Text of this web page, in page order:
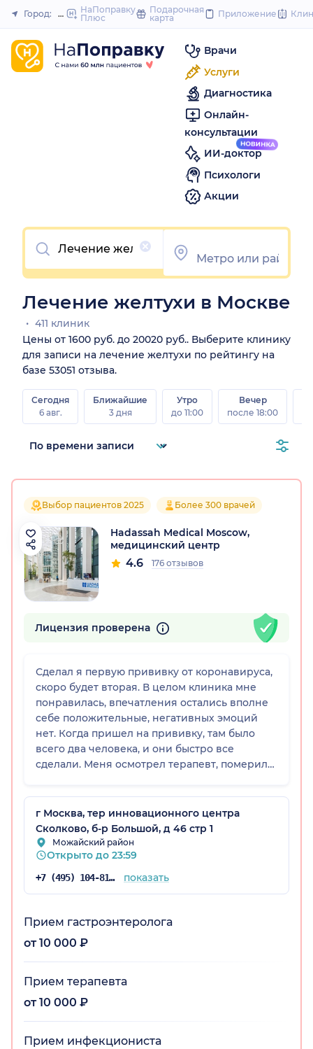
to
Закрыть
Город: МоскваНаПоправку
Плюс
Подарочная
карта
Приложение
Врачи
Услуги
Диагностика
Онлайн-
консультации
ИИ-доктор
Психологи
Акции
Очистить
Лечение желтухи в Москве
411 клиник
Цены от 1600 руб. до 20020 руб.. Выберите клинику
для записи на лечение желтухи по рейтингу на
базе 53051 отзыва.
Сегодня
6 авг.
Ближайшие
3 дня
Утро
до 11:00
Вечер
после 18:00
Выбор пациентов 2025 Более 300 врачей
Hadassah Medical Moscow,
медицинский центр
4.6 176 отзывов
Лицензия проверена
Сделал я первую прививку от коронавируса,
скоро будет вторая. В целом клиника мне
понравилась, впечатления остались вполне
себе положительные, негативных эмоций
нет. Когда пришел на прививку, там было
всего два человека, и они быстро все
сделали. Меня осмотрел терапевт, померил
дал разрешение на вакцинацию. В
процедурном кабинете любезно
посоветовали не увлекаться физическими
нагрузками и не мочить первое время место
прививки. Весь персонал в клинике, включая
администратора в регистратуре, вежливый и
г Москва, тер инновационного центра
Сколково, б-р Большой, д 46 стр 1
Можайский район
Открыто до 23:59
+7 (495) 104-81-22 показать
Прием гастроэнтеролога
от 10 000 ₽
Прием терапевта
от 10 000 ₽
Прием инфекциониста